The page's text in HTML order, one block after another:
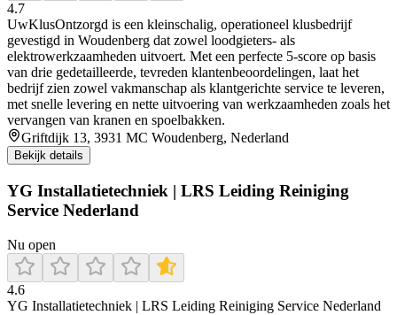
4.7
UwKlusOntzorgd is een kleinschalig, operationeel klusbedrijf
gevestigd in Woudenberg dat zowel loodgieters- als
elektrowerkzaamheden uitvoert. Met een perfecte 5‑score op basis
van drie gedetailleerde, tevreden klantenbeoordelingen, laat het
bedrijf zien zowel vakmanschap als klantgerichte service te leveren,
met snelle levering en nette uitvoering van werkzaamheden zoals het
vervangen van kranen en spoelbakken.
Griftdijk 13, 3931 MC Woudenberg, Nederland
Bekijk details
YG Installatietechniek | LRS Leiding Reiniging
Service Nederland
Nu open
4.6
YG Installatietechniek | LRS Leiding Reiniging Service Nederland